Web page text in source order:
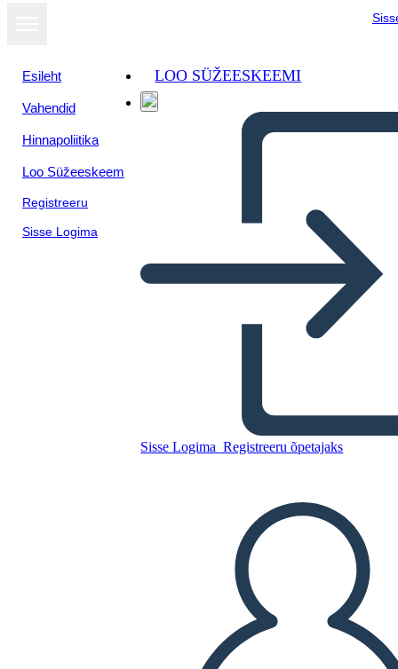
Esileht
Vahendid
Hinnapoliitika
Loo Süžeeskeem
Registreeru
Sisse Logima
LOO SÜŽEESKEEMI
Sisse Logima Registreeru õpetajaks
Cronología de los Derechos
de Voto (2)
Kopeerige see süžeeskeemid
LUUA STORYBOARD
ESITA SLAIDIESITLUST
LOE MULLE